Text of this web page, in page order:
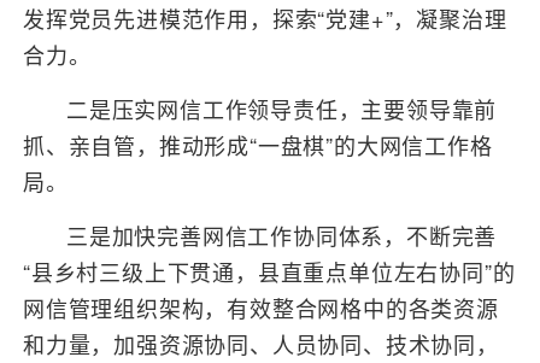
发挥党员先进模范作用，探索“党建+”，凝聚治理
合力。
二是压实网信工作领导责任，主要领导靠前
抓、亲自管，推动形成“一盘棋”的大网信工作格
局。
三是加快完善网信工作协同体系，不断完善
“县乡村三级上下贯通，县直重点单位左右协同”的
网信管理组织架构，有效整合网格中的各类资源
和力量，加强资源协同、人员协同、技术协同，